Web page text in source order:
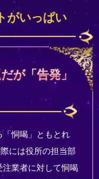
がいっぱい
が「告発」
恫喝」ともとれ
には役所の担当部
業者に対して恫喝